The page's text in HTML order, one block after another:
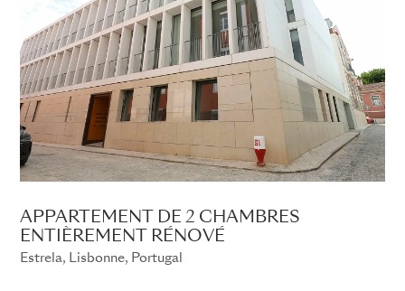
APPARTEMENT DE 2 CHAMBRES
ENTIÈREMENT RÉNOVÉ
Estrela, Lisbonne, Portugal